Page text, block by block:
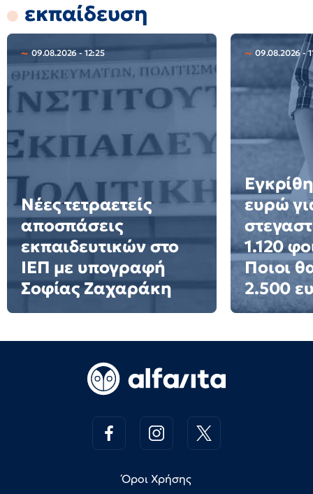
εκπαίδευση
09.08.2026 - 12:25
Νέες τετραετείς
αποσπάσεις
εκπαιδευτικών στο
ΙΕΠ με υπογραφή
Σοφίας Ζαχαράκη
09.08.2026 -
ευρώ
1.120
Ποιοι
2.500
Όροι Χρήσης